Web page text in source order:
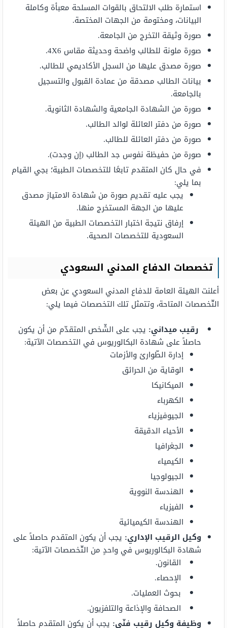
استمارة طلب الالتحاق بالقوات المسلحة معبأة وكاملة
البيانات، ومختومة من الجهات المختصة.
صورة وثيقة التخرج من الجامعة.
صورة ملونة للطالب واضحة وحديثة مقاس 4X6.
صورة مصدق عليها من السجل الأكاديمي للطالب.
بيانات الطالب مصدقة من عمادة القبول والتسجيل
بالجامعة.
صورة من الشهادة الجامعية والشهادة الثانوية.
صورة من دفتر العائلة لوالد الطالب.
صورة من دفتر العائلة للطالب.
صورة من حفيظة نفوس جد الطالب (إن وجدت).
في حال كان المتقدم تابعًا للتخصصات الطبية؛ بجي القيام
بما يلي:
يجب عليه تقديم صورة من شهادة الامتياز مصدق
عليها من الجهة المستخرج منها.
إرفاق نتيجة اختبار التخصصات الطبية من الهيئة
السعودية للتخصصات الصحية.
تخصصات الدفاع المدني السعودي
أعلنت الهيئة العامة للدفاع المدني السعودي عن بعض
التّخصصات المتاحة، وتتمثل تلك التخصصات فيما يلي:
رقيب ميداني: يجب على الشّخص المتقدّم من أن يكون
حاصلاً على شهادة البكالوريوس في التخصصات الآتية:
إدارة الطّوارئ والأزمات
الوقاية من الحرائق
الميكانيكا
الكهرباء
الجيوفيزياء
الأحياء الدقيقة
الجغرافيا
الكيمياء
الجيولوجيا
الهندسة النووية
الفيزياء
الهندسة الكيميائية
وكيل الرقيب الإداري: يجب أن يكون المتقدم حاصلاً على
شهادة البكالوريوس في واحدٍ من التّخصصات الآتية:
القانون.
الإحصاء.
بحوث العمليات.
الصحافة والإذاعة والتلفزيون.
وظيفة وكيل رقيب فنّي: يجب أن يكون المتقدم حاصلاً